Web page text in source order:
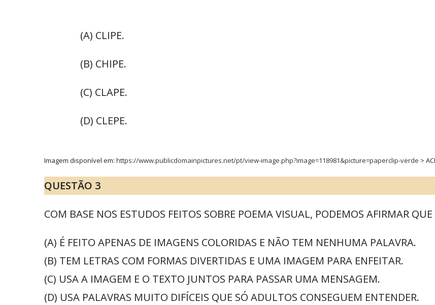
(A) CLIPE.
(B) CHIPE.
(C) CLAPE.
(D) CLEPE.
Imagem disponível em: https://www.publicdomainpictures.net/pt/view-image.php?image=118981&picture=paperclip-verde >
QUESTÃO 3
COM BASE NOS ESTUDOS FEITOS SOBRE POEMA VISUAL, PODEMOS AFIRMAR QUE
(A) É FEITO APENAS DE IMAGENS COLORIDAS E NÃO TEM NENHUMA PALAVRA.
(B) TEM LETRAS COM FORMAS DIVERTIDAS E UMA IMAGEM PARA ENFEITAR.
(C) USA A IMAGEM E O TEXTO JUNTOS PARA PASSAR UMA MENSAGEM.
(D) USA PALAVRAS MUITO DIFÍCEIS QUE SÓ ADULTOS CONSEGUEM ENTENDER.